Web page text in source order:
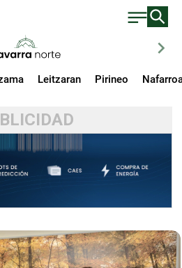
chevron_right
Leitzaran Pirineo